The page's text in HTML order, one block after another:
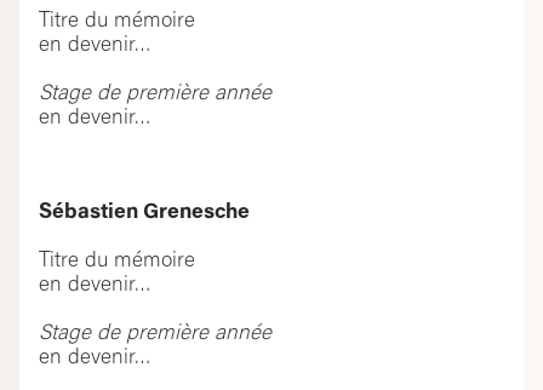
Titre du mémoire
en devenir…
Stage de première année
en devenir…
Sébastien Grenesche
Titre du mémoire
en devenir…
Stage de première année
en devenir…